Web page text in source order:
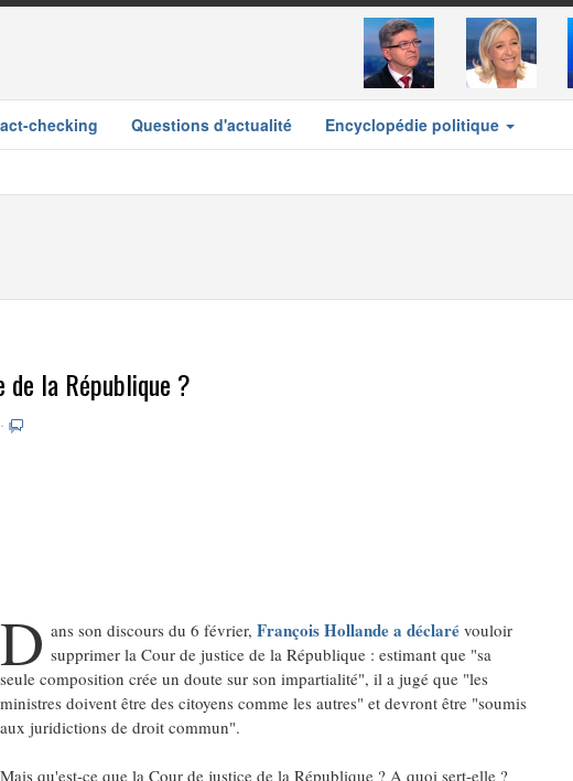
checking Questions d'actualité Encyclopédie politique
de la République ?
D ans son discours du 6 février, François Hollande a déclarévouloir
supprimer la Cour de justice de la République : estimant que "sa
seule composition crée un doute sur son impartialité", il a jugé que "les
ministres doivent être des citoyens comme les autres" et devront être "soumis
aux juridictions de droit commun".
Mais qu'est-ce que la Cour de justice de la République ? A quoi sert-elle ?